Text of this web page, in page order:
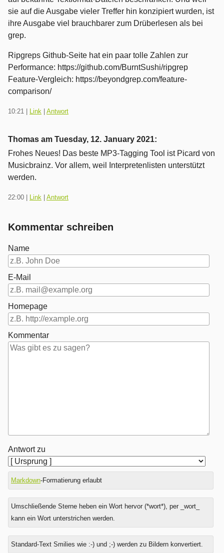
sie auf die Ausgabe vieler Treffer hin konzipiert wurden, ist
ihre Ausgabe viel brauchbarer zum Drüberlesen als bei
grep.
Ripgreps Github-Seite hat ein paar tolle Zahlen zur
Performance: https://github.com/BurntSushi/ripgrep
Feature-Vergleich: https://beyondgrep.com/feature-
comparison/
10:21 Link Antwort
Thomas am Tuesday, 12. January 2021:
Frohes Neues! Das beste MP3-Tagging Tool ist Picard von
Musicbrainz. Vor allem, weil Interpretenlisten unterstützt
werden.
22:00 Link Antwort
Kommentar schreiben
Name
E-Mail
Homepage
Kommentar
Antwort zu
Markdown-Formatierung erlaubt
Umschließende Sterne heben ein Wort hervor (*wort*), per _wort_
kann ein Wort unterstrichen werden.
Standard-Text Smilies wie :-) und ;-) werden zu Bildern konvertiert.